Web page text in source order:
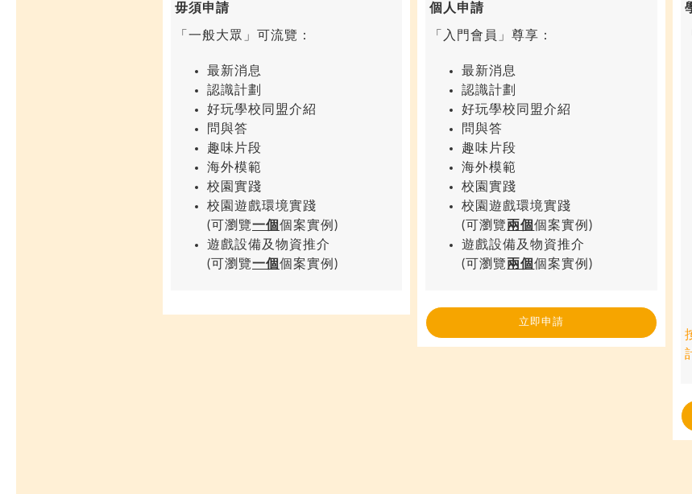
毋須申請
「一般大眾」可流覽：
最新消息
認識計劃
好玩學校同盟介紹
問與答
趣味片段
海外模範
校園實踐
校園遊戲環境實踐
(可瀏覽一個個案實例)
遊戲設備及物資推介
(可瀏覽一個個案實例)
個人申請
「入門會員」尊享：
最新消息
認識計劃
好玩學校同盟介紹
問與答
趣味片段
海外模範
校園實踐
校園遊戲環境實踐
(可瀏覽兩個個案實例)
遊戲設備及物資推介
(可瀏覽兩個個案實例)
立即申請